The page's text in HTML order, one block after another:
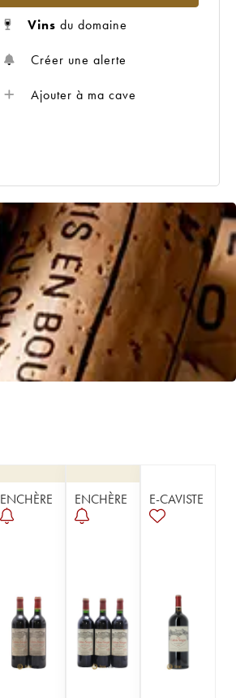
Vins du domaine
Créer une alerte
Ajouter à ma cave
ENCHÈRE ENCHÈRE E-CAVISTE